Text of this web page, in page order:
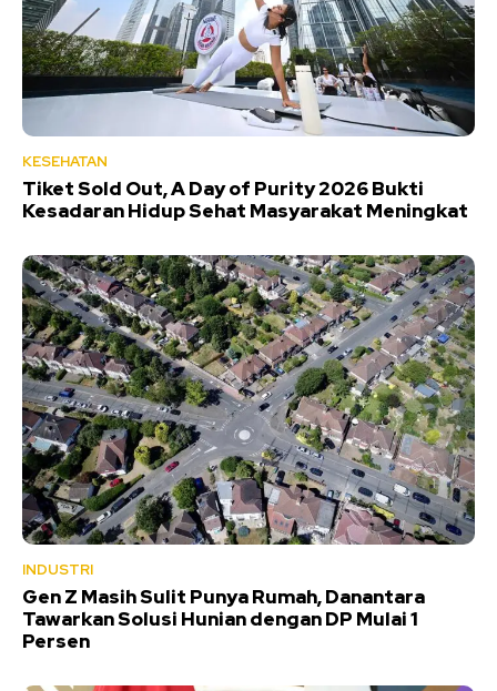
KESEHATAN
Tiket Sold Out, A Day of Purity 2026 Bukti
Kesadaran Hidup Sehat Masyarakat Meningkat
INDUSTRI
Gen Z Masih Sulit Punya Rumah, Danantara
Tawarkan Solusi Hunian dengan DP Mulai 1
Persen